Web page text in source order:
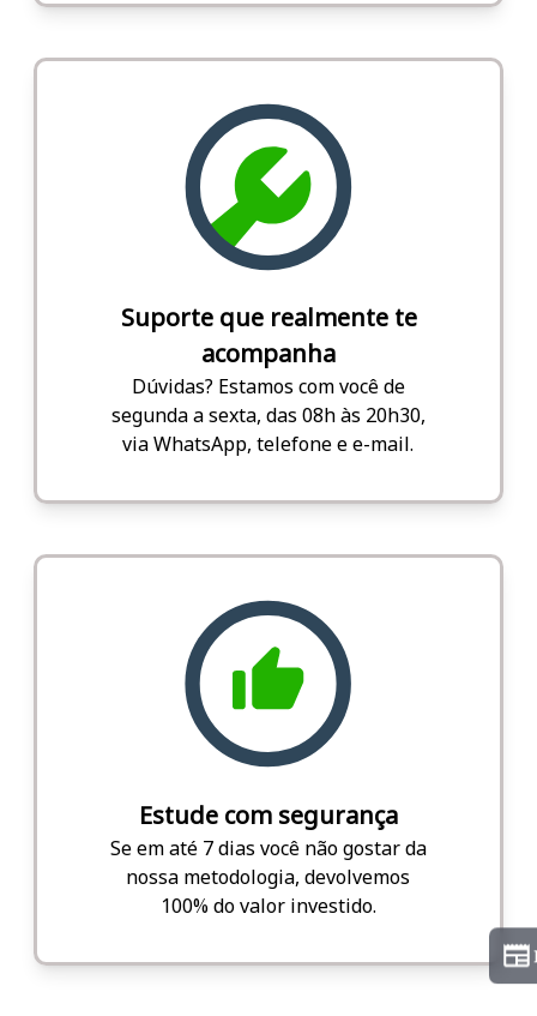
Suporte que realmente te
acompanha
Dúvidas? Estamos com você de
segunda a sexta, das 08h às 20h30,
via WhatsApp, telefone e e-mail.
Estude com segurança
Se em até 7 dias você não gostar da
nossa metodologia, devolvemos
100% do valor investido.